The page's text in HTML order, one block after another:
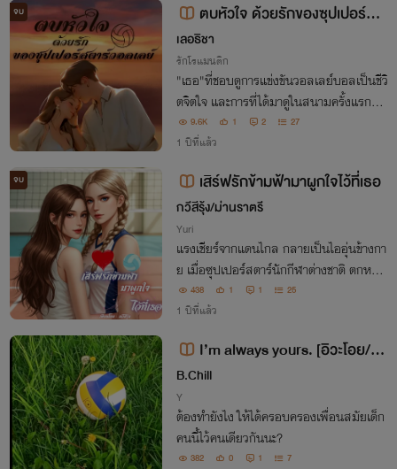
จบ
ตบหัวใจ ด้วยรักของซุปเปอร์สต
าร์วอลเลย์🏐(มีE-BOOK)
เลอธิชา
รักโรแมนติก
"เธอ"ที่ชอบดูการแข่งขันวอลเลย์บอลเป็นชีวิ
ตจิตใจ และการที่ได้มาดูในสนามครั้งแรกที่อิ
ตาลี ไม่คิดว่าชีวิตของเธอจะเปลี่ยนไปเมื่อได้
พบเจอกับ"เขา"
9.6K 1 2 27
1 ปีที่แล้ว
จบ เสิร์ฟรักข้ามฟ้ามาผูกใจไว้ที่เธอ
กวีสีรุ้ง/ม่านราตรี
Yuri
แรงเชียร์จากแดนไกล กลายเป็นไออุ่นข้างกา
ย เมื่อซุปเปอร์สตาร์นักกีฬาต่างชาติ ตกหลุม
รักแฟนคลับชาวไทย เรื่องราวรักข้ามทวีปที่เ
ริ่มต้นในสนาม
438 1 1 25
1 ปีที่แล้ว
I’m always yours. [อิวะโอย/Iw
aoi]
B.Chill
Y
ต้องทำยังไง ให้ได้ครอบครองเพื่อนสมัยเด็ก
คนนี้ไว้คนเดียวกันนะ?
382 0 1 7